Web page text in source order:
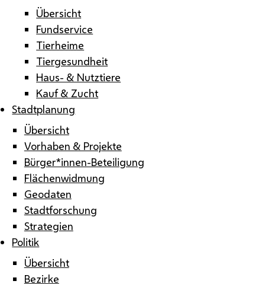
Übersicht
Fundservice
Tierheime
Tiergesundheit
Haus- & Nutztiere
Kauf & Zucht
Stadtplanung
Übersicht
Vorhaben & Projekte
Bürger*innen-Beteiligung
Flächenwidmung
Geodaten
Stadtforschung
Strategien
Politik
Übersicht
Bezirke